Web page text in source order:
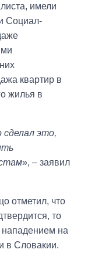
имели
Социал-
квартир в
жилья в
это,
», – заявил
отметил, что
то
нападением на
в Словакии.